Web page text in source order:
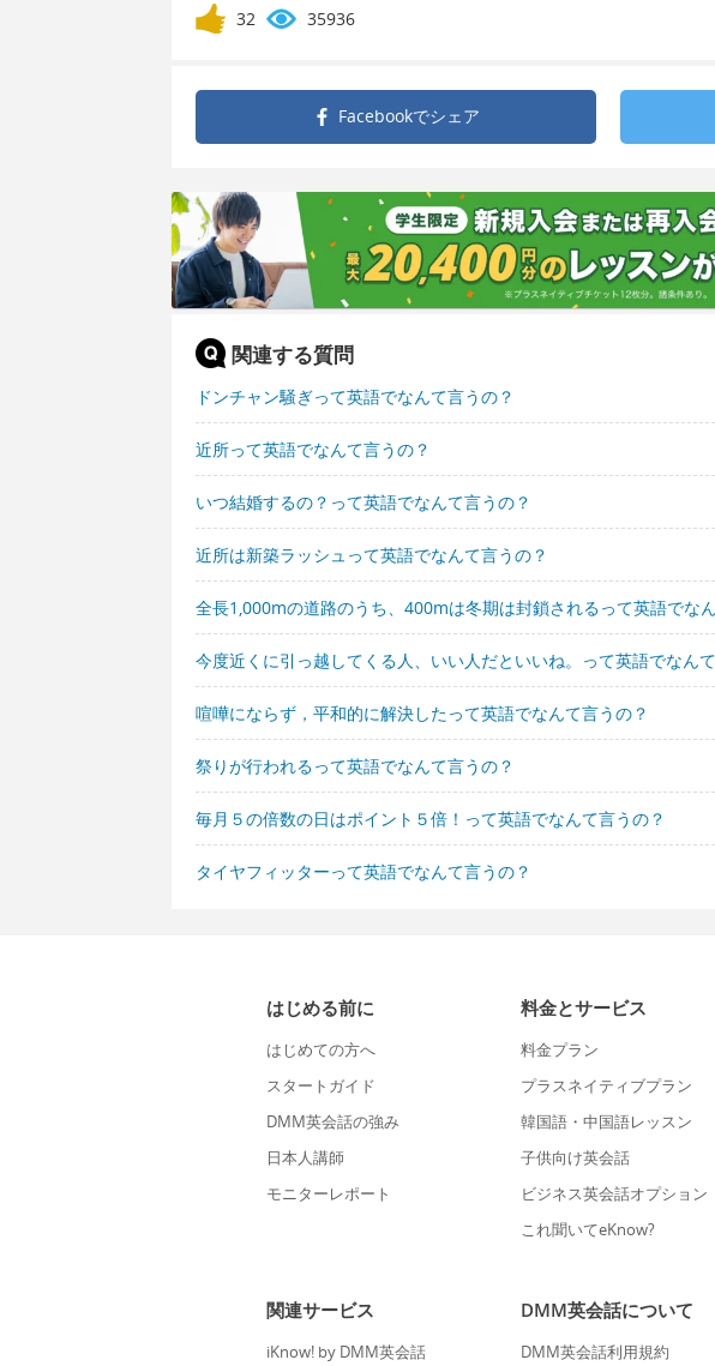
32 35936
Facebookでシェア
関連する質問
ドンチャン騒ぎって英語でなんて言うの？
近所って英語でなんて言うの？
いつ結婚するの？って英語でなんて言うの？
近所は新築ラッシュって英語でなんて言うの？
全長1,000mの道路のうち、400mは冬期は封鎖されるって英語でな
今度近くに引っ越してくる人、いい人だといいね。って英語でなん
喧嘩にならず，平和的に解決したって英語でなんて言うの？
祭りが行われるって英語でなんて言うの？
毎月５の倍数の日はポイント５倍！って英語でなんて言うの？
タイヤフィッターって英語でなんて言うの？
はじめる前に
はじめての方へ
スタートガイド
DMM英会話の強み
日本人講師
モニターレポート
料金とサービス
料金プラン
プラスネイティブプラン
韓国語・中国語レッスン
子供向け英会話
ビジネス英会話オプション
これ聞いてeKnow?
関連サービス
iKnow! by DMM英会話
DMM英会話について
DMM英会話利用規約